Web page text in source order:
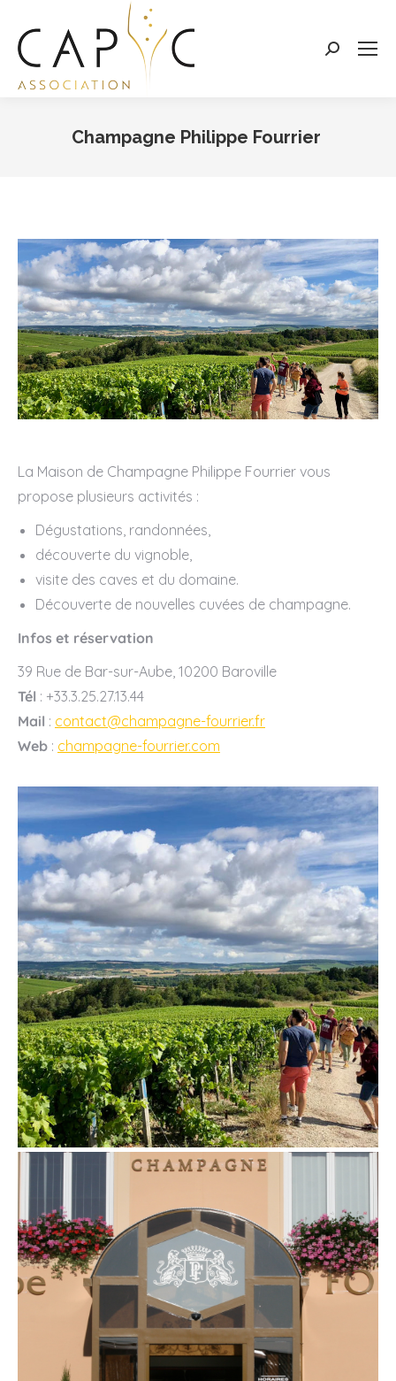
Search:
Champagne Philippe Fourrier
La Maison de Champagne Philippe Fourrier vous
propose plusieurs activités :
Dégustations, randonnées,
découverte du vignoble,
visite des caves et du domaine.
Découverte de nouvelles cuvées de champagne.
Infos et réservation
39 Rue de Bar-sur-Aube, 10200 Baroville
Tél : +33.3.25.27.13.44
Mail : contact@champagne-fourrier.fr
Web : champagne-fourrier.com